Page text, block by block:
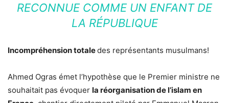
RECONNUE COMME UN ENFANT DE
LA RÉPUBLIQUE
Incompréhension totaledes représentants musulmans!
Ahmed Ogras émet l’hypothèse que le Premier ministre ne
souhaitait pas évoquer la réorganisation de l’islam en